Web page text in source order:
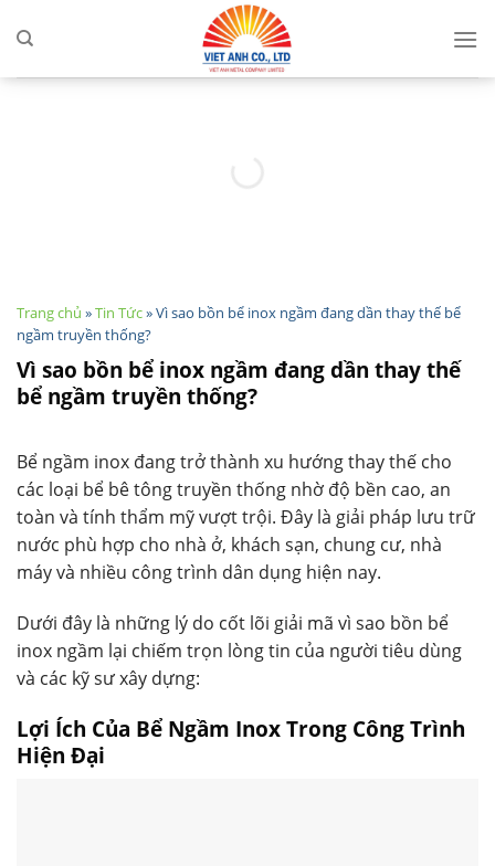
Trang chủ »Tin Tức»Vì sao bồn bể inox ngầm đang dần thay thế bể
ngầm truyền thống?
Vì sao bồn bể inox ngầm đang dần thay thế
bể ngầm truyền thống?
Bể ngầm inox đang trở thành xu hướng thay thế cho
các loại bể bê tông truyền thống nhờ độ bền cao, an
toàn và tính thẩm mỹ vượt trội. Đây là giải pháp lưu trữ
nước phù hợp cho nhà ở, khách sạn, chung cư, nhà
máy và nhiều công trình dân dụng hiện nay.
Dưới đây là những lý do cốt lõi giải mã vì sao bồn bể
inox ngầm lại chiếm trọn lòng tin của người tiêu dùng
và các kỹ sư xây dựng:
Lợi Ích Của Bể Ngầm Inox Trong Công Trình
Hiện Đại